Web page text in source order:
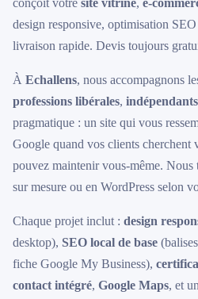
conçoit votre site vitrine, e-
design responsive, optimisation
livraison rapide. Devis toujours
À Echallens, nous accompagnons
professions libérales, indépendants
pragmatique : un site qui vous
Google quand vos clients cherchent
pouvez maintenir vous-même.
sur mesure ou en WordPress selon
Chaque projet inclut : design
desktop), SEO local de base
fiche Google My Business),
contact intégré, Google Maps, et